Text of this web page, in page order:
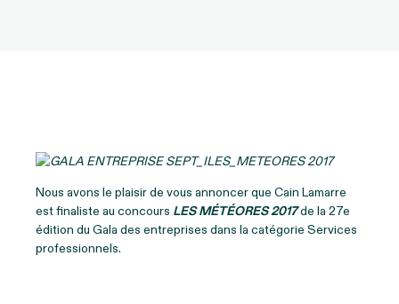
Nous avons le plaisir de vous annoncer que Cain Lamarre
est finaliste au concours LES MÉTÉORES 2017de la 27e
édition du Gala des entreprises dans la catégorie Services
professionnels.